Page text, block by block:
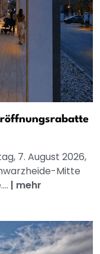
7. August 2026,
Mitte
| mehr